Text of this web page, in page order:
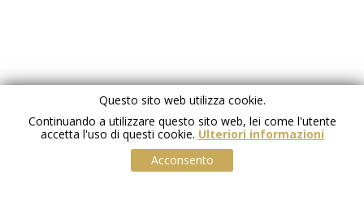
Questo sito web utilizza cookie.
Continuando a utilizzare questo sito web, lei come l'utente
accetta l'uso di questi cookie. Ulteriori informazioni
Acconsento